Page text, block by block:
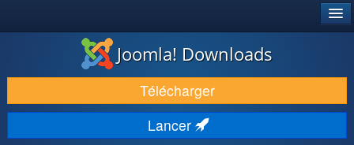
TÉLÉCHARGER & ÉTENDRE
DÉCOUVRIR & APPRENDRE
COMMUNAUTÉ & SUPPORT
Joomla! Downloads
Télécharger
Lancer